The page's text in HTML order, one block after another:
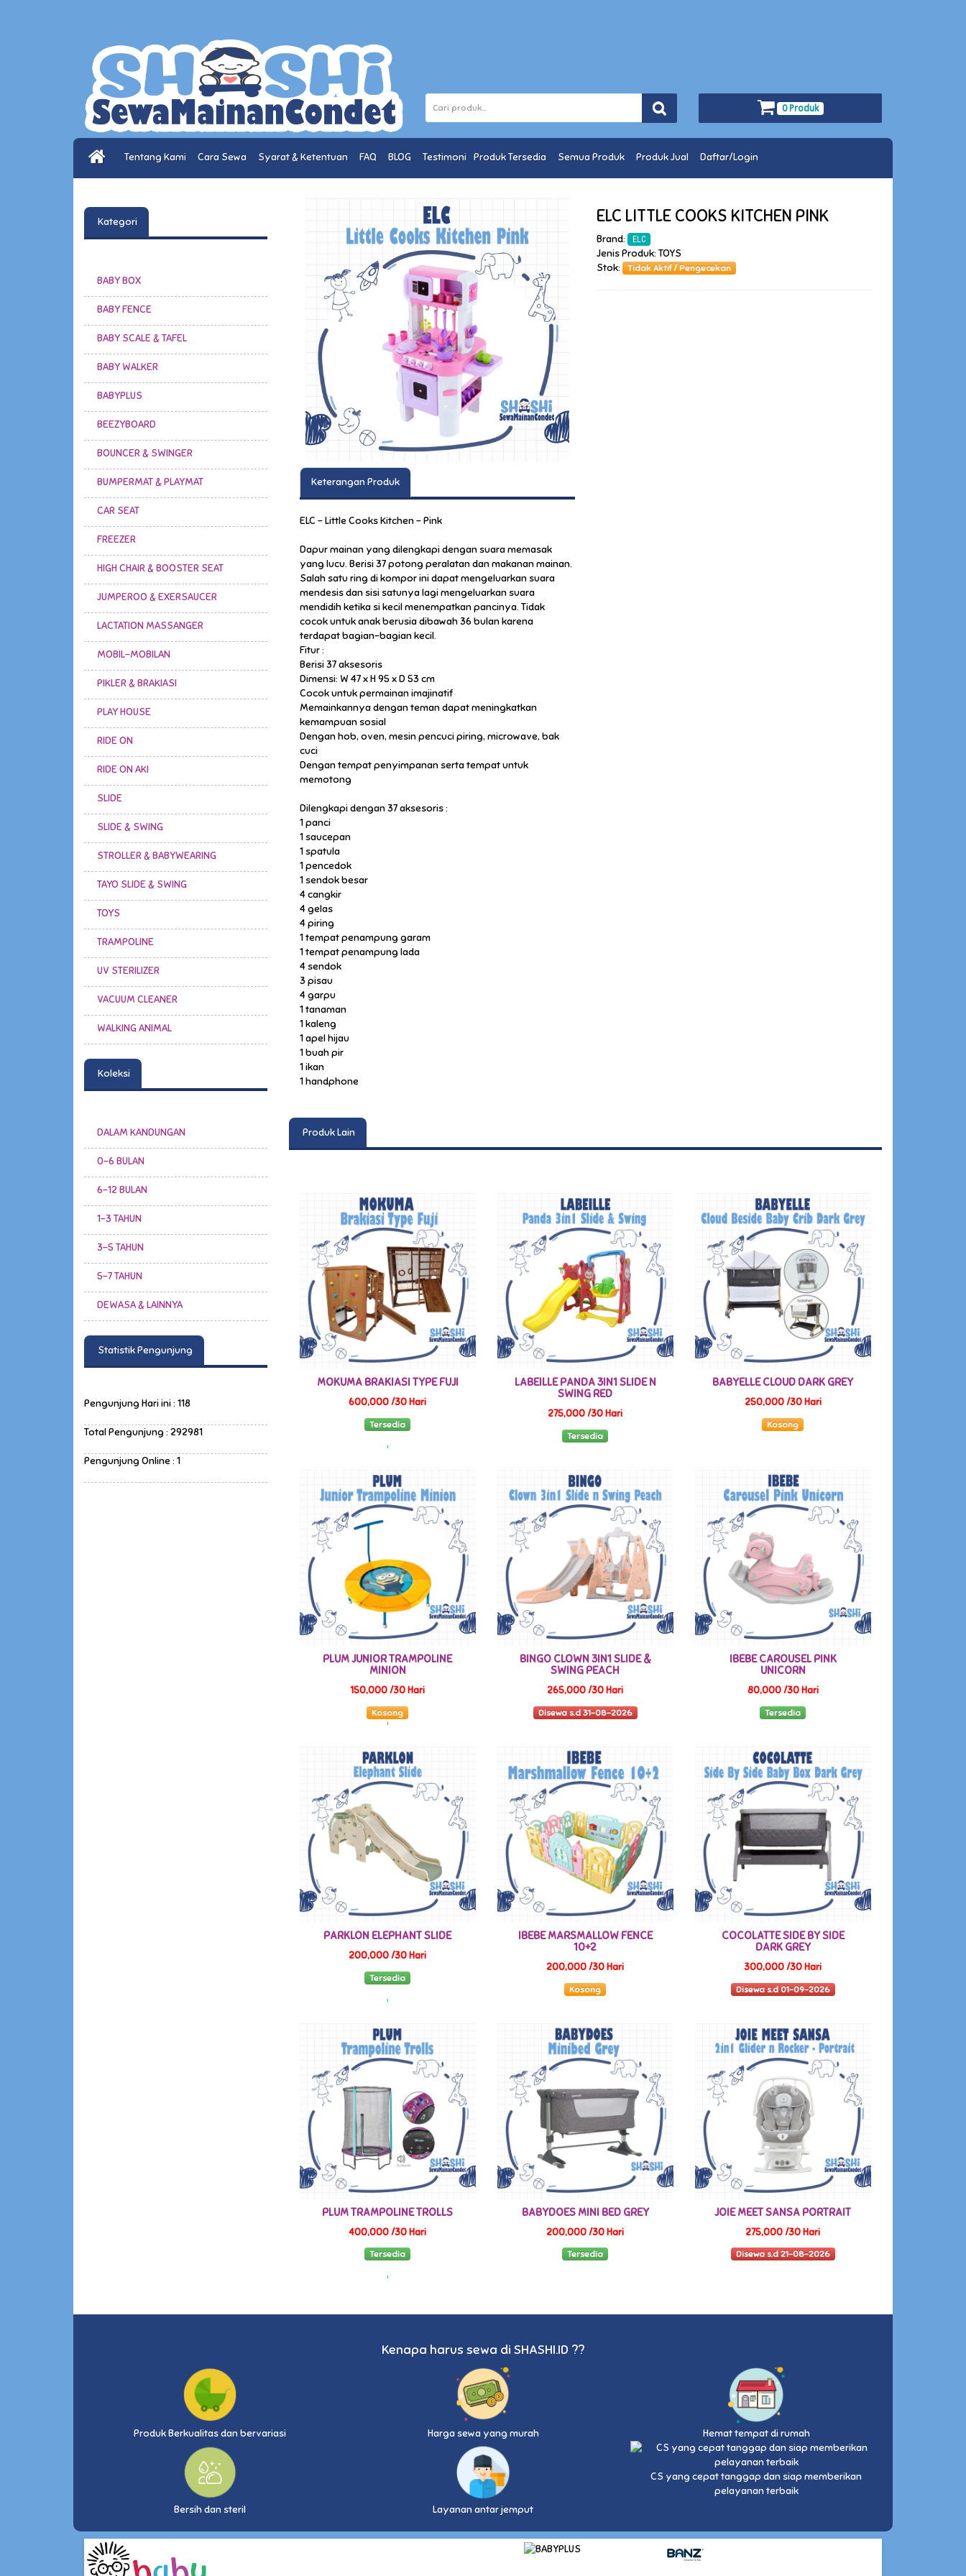
0 Produk
Tentang Kami Cara Sewa Syarat & Ketentuan FAQ BLOG Testimoni Produk Tersedia Semua Produk Produk Jual Daftar/Login
Kategori
BABY BOX
BABY FENCE
BABY SCALE & TAFEL
BABY WALKER
BABYPLUS
BEEZYBOARD
BOUNCER & SWINGER
BUMPERMAT & PLAYMAT
CAR SEAT
FREEZER
HIGH CHAIR & BOOSTER SEAT
JUMPEROO & EXERSAUCER
LACTATION MASSANGER
MOBIL-MOBILAN
PIKLER & BRAKIASI
PLAY HOUSE
RIDE ON
RIDE ON AKI
SLIDE
SLIDE & SWING
STROLLER & BABYWEARING
TAYO SLIDE & SWING
TOYS
TRAMPOLINE
UV STERILIZER
VACUUM CLEANER
WALKING ANIMAL
Koleksi
DALAM KANDUNGAN
0-6 BULAN
6-12 BULAN
1-3 TAHUN
3-5 TAHUN
5-7 TAHUN
DEWASA & LAINNYA
Statistik Pengunjung
Pengunjung Hari ini : 118
Total Pengunjung : 292981
Pengunjung Online : 1
Keterangan Produk
ELC - Little Cooks Kitchen - Pink
Dapur mainan yang dilengkapi dengan suara memasak
yang lucu. Berisi 37 potong peralatan dan makanan mainan.
Salah satu ring di kompor ini dapat mengeluarkan suara
mendesis dan sisi satunya lagi mengeluarkan suara
mendidih ketika si kecil menempatkan pancinya. Tidak
cocok untuk anak berusia dibawah 36 bulan karena
terdapat bagian-bagian kecil.
Fitur :
Berisi 37 aksesoris
Dimensi: W 47 x H 95 x D 53 cm
Cocok untuk permainan imajinatif
Memainkannya dengan teman dapat meningkatkan
kemampuan sosial
Dengan hob, oven, mesin pencuci piring, microwave, bak
cuci
Dengan tempat penyimpanan serta tempat untuk
memotong
Dilengkapi dengan 37 aksesoris :
1 panci
1 saucepan
1 spatula
1 pencedok
1 sendok besar
4 cangkir
4 gelas
4 piring
1 tempat penampung garam
1 tempat penampung lada
4 sendok
3 pisau
4 garpu
1 tanaman
1 kaleng
1 apel hijau
1 buah pir
1 ikan
1 handphone
ELC LITTLE COOKS KITCHEN PINK
Brand: ELC
Jenis Produk: TOYS
Stok:
Tidak Aktif / Pengecekan
Produk Lain
MOKUMA BRAKIASI TYPE FUJI
600,000 /30 Hari
Tersedia
LABEILLE PANDA 3IN1 SLIDE N
SWING RED
275,000 /30 Hari
Tersedia
BABYELLE CLOUD DARK GREY
250,000 /30 Hari
Kosong
PLUM JUNIOR TRAMPOLINE
MINION
150,000 /30 Hari
Kosong
BINGO CLOWN 3IN1 SLIDE &
SWING PEACH
265,000 /30 Hari
Disewa s.d 31-08-2026
IBEBE CAROUSEL PINK
UNICORN
80,000 /30 Hari
Tersedia
PARKLON ELEPHANT SLIDE
200,000 /30 Hari
Tersedia
IBEBE MARSMALLOW FENCE
10+2
200,000 /30 Hari
Kosong
COCOLATTE SIDE BY SIDE
DARK GREY
300,000 /30 Hari
Disewa s.d 01-09-2026
PLUM TRAMPOLINE TROLLS
400,000 /30 Hari
Tersedia
BABYDOES MINI BED GREY
200,000 /30 Hari
Tersedia
JOIE MEET SANSA PORTRAIT
275,000 /30 Hari
Disewa s.d 21-08-2026
Kenapa harus sewa di SHASHI.ID ??
Produk Berkualitas dan bervariasi Harga sewa yang murah Hemat tempat di rumah
Bersih dan steril Layanan antar jemput
CS yang cepat tanggap dan siap memberikan
pelayanan terbaik